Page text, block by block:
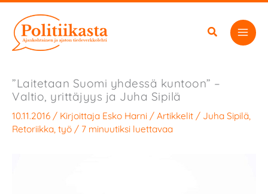
sisältöön
”Laitetaan Suomi yhdessä kuntoon” –
Valtio, yrittäjyys ja Juha Sipilä
10.11.2016 / Kirjoittaja Esko Harni / Artikkelit / Juha Sipilä
Retoriikka työ / 7 minuutiksi luettavaa